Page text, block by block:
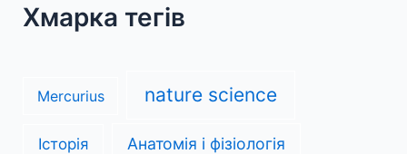
Хмарка тегів
Mercurius nature science
Історія Анатомія і фізіологія